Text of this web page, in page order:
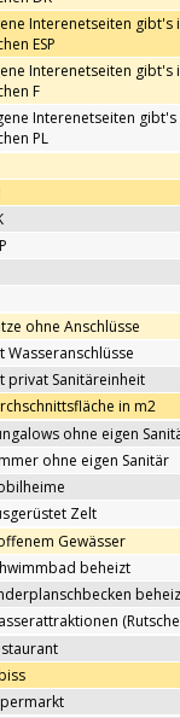
Interenetseiten gibt's
ESP
Interenetseiten gibt's
F
Interenetseiten gibt's
PL
ohne Anschlüsse
Wasseranschlüsse
privat Sanitäreinheit
in m2
ohne eigen
ohne eigen Sanitär
Zelt
Gewässer
beheizt